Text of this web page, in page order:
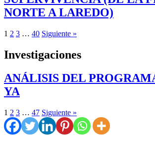
NORTE A LAREDO)
1 2 3 … 40 Siguiente »
Investigaciones
ANÁLISIS DEL
YA
1 2 3 … 47 Siguiente »